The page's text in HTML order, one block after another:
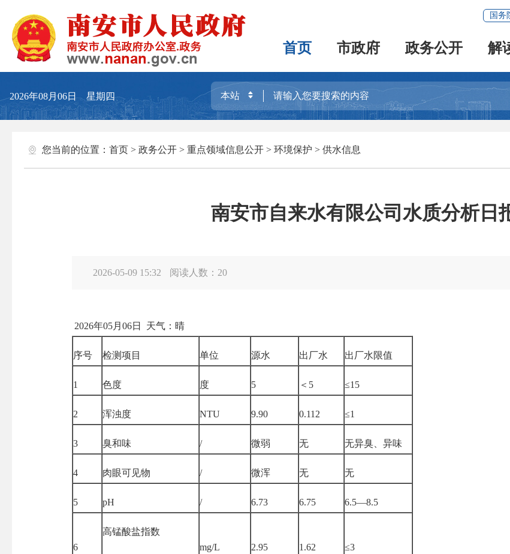
国务
首页 市政府 政务公开 解
2026年08月06日 星期四
您当前的位置： 首页 > 政务公开 > 重点领域信息公开 > 环境保护 > 供水信息
南安市自来水有限公司水质分析日
2026-05-09 15:32 阅读人数： 20
2026年05月 06日 天气：晴
序号 检测项目 单位 源水 出厂水 出厂水限值
1 色度 度 5 ＜ 5 ≤15
2 浑浊度 NTU 9.90 0.112 ≤1
3 臭和味 / 微弱 无 无异臭、异味
4 肉眼可见物 / 微浑 无 无
5 pH / 6.73 6.75 6.5—8.5
6
高锰酸盐指数
mg/L 2.95 1.62 ≤3